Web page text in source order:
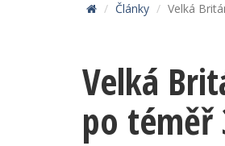
Články Velká
Velká
po